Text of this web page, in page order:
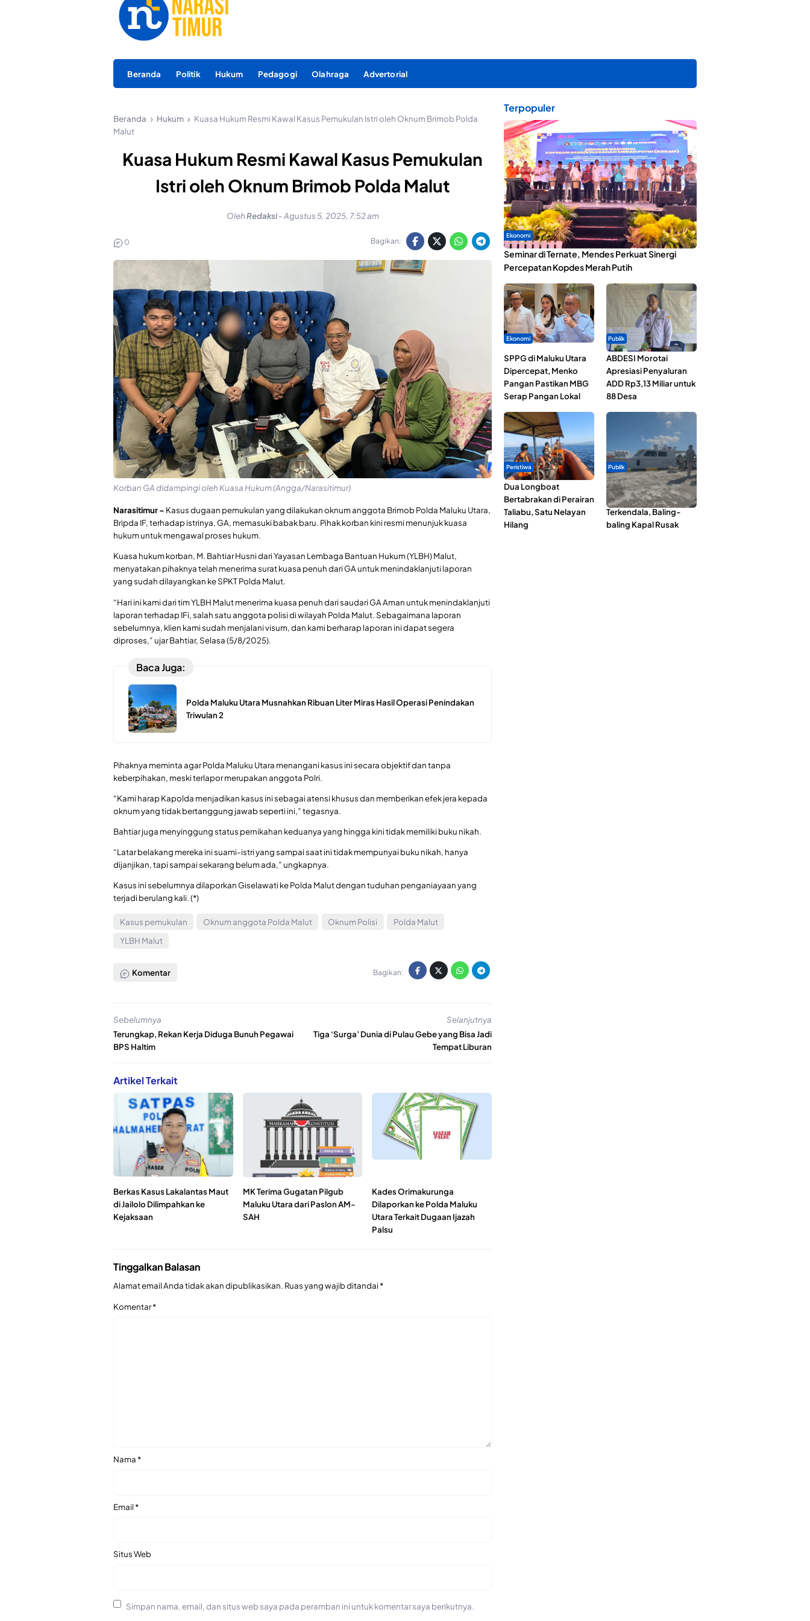
Beranda Politik Hukum Pedagogi Olahraga Advertorial
Beranda Hukum
Kuasa Hukum Resmi Kawal Kasus Pemukulan Istri oleh Oknum Brimob Polda
Malut
Kuasa Hukum Resmi Kawal Kasus Pemukulan
Istri oleh Oknum Brimob Polda Malut
OlehRedaksi -Agustus 5, 2025, 7:52 am
0 Bagikan:
Korban GA didampingi oleh Kuasa Hukum (Angga/Narasitimur)
Narasitimur – Kasus dugaan pemukulan yang dilakukan oknum anggota Brimob Polda Maluku Utara,
Bripda IF, terhadap istrinya, GA, memasuki babak baru. Pihak korban kini resmi menunjuk kuasa
hukum untuk mengawal proses hukum.
Kuasa hukum korban, M. Bahtiar Husni dari Yayasan Lembaga Bantuan Hukum (YLBH) Malut,
menyatakan pihaknya telah menerima surat kuasa penuh dari GA untuk menindaklanjuti laporan
yang sudah dilayangkan ke SPKT Polda Malut.
“Hari ini kami dari tim YLBH Malut menerima kuasa penuh dari saudari GA Aman untuk menindaklanjuti
laporan terhadap IFi, salah satu anggota polisi di wilayah Polda Malut. Sebagaimana laporan
sebelumnya, klien kami sudah menjalani visum, dan kami berharap laporan ini dapat segera
diproses,” ujar Bahtiar, Selasa (5/8/2025).
Baca Juga:
Polda Maluku Utara Musnahkan Ribuan Liter Miras Hasil Operasi Penindakan
Triwulan 2
Pihaknya meminta agar Polda Maluku Utara menangani kasus ini secara objektif dan tanpa
keberpihakan, meski terlapor merupakan anggota Polri.
“Kami harap Kapolda menjadikan kasus ini sebagai atensi khusus dan memberikan efek jera kepada
oknum yang tidak bertanggung jawab seperti ini,” tegasnya.
Bahtiar juga menyinggung status pernikahan keduanya yang hingga kini tidak memiliki buku nikah.
“Latar belakang mereka ini suami-istri yang sampai saat ini tidak mempunyai buku nikah, hanya
dijanjikan, tapi sampai sekarang belum ada,” ungkapnya.
Kasus ini sebelumnya dilaporkan Giselawati ke Polda Malut dengan tuduhan penganiayaan yang
terjadi berulang kali. (*)
Kasus pemukulan Oknum anggota Polda Malut Oknum Polisi
Polda Malut
YLBH Malut
Komentar Bagikan:
Sebelumnya
Terungkap, Rekan Kerja Diduga Bunuh Pegawai
BPS Haltim
Selanjutnya
Tiga ‘Surga’ Dunia di Pulau Gebe yang Bisa Jadi
Tempat Liburan
Artikel Terkait
Berkas Kasus Lakalantas Maut
di Jailolo Dilimpahkan ke
Kejaksaan
MK Terima Gugatan Pilgub
Maluku Utara dari Paslon AM-
SAH
Kades Orimakurunga
Dilaporkan ke Polda Maluku
Utara Terkait Dugaan Ijazah
Palsu
Tinggalkan Balasan
Alamat email Anda tidak akan dipublikasikan. Ruas yang wajib ditandai*
Komentar*
Nama*
Email*
Situs Web
Simpan nama, email, dan situs web saya pada peramban ini untuk komentar saya berikutnya.
Terpopuler
Ekonomi
Seminar di Ternate, Mendes Perkuat Sinergi
Percepatan Kopdes Merah Putih
Ekonomi
SPPG di Maluku Utara
Dipercepat, Menko
Pangan Pastikan MBG
Serap Pangan Lokal
Publik
ABDESI Morotai
Apresiasi Penyaluran
ADD Rp3,13 Miliar untuk
88 Desa
Peristiwa
Dua Longboat
Bertabrakan di Perairan
Taliabu, Satu Nelayan
Hilang
Publik
Pelayaran Perdana KM
Dodola Express
Terkendala, Baling-
baling Kapal Rusak